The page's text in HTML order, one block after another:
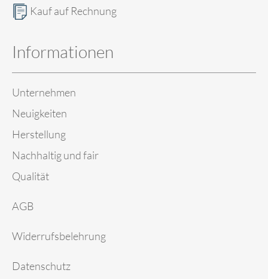
Kauf auf Rechnung
Informationen
Unternehmen
Neuigkeiten
Herstellung
Nachhaltig und fair
Qualität
AGB
Widerrufsbelehrung
Datenschutz